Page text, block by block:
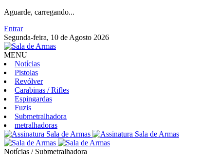
Aguarde, carregando...
Entrar
Segunda-feira, 10 de Agosto 2026
MENU
Notícias
Pistolas
Revólver
Carabinas / Rifles
Espingardas
Fuzis
Submetralhadora
metralhadoras
Notícias / Submetralhadora